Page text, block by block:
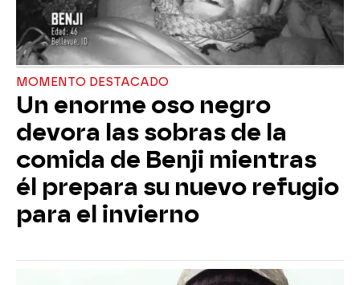
MOMENTO DESTACADO
Un enorme oso negro
devora las sobras de la
comida de Benji mientras
él prepara su nuevo refugio
para el invierno